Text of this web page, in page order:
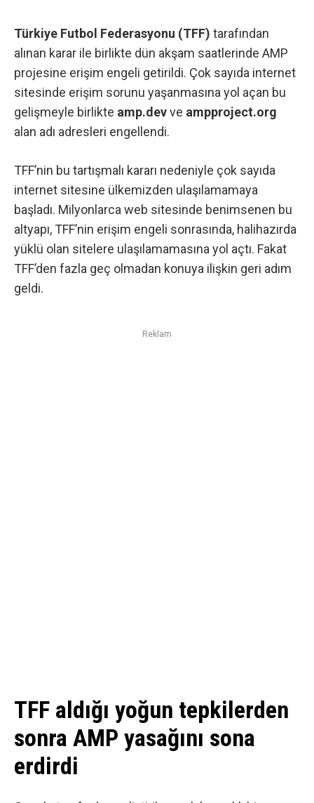
Türkiye Futbol Federasyonu (TFF) tarafından
alınan karar ile birlikte dün akşam saatlerinde AMP
projesine erişim engeli getirildi. Çok sayıda internet
sitesinde erişim sorunu yaşanmasına yol açan bu
gelişmeyle birlikte amp.devve ampproject.org
alan adı adresleri engellendi.
TFF’nin bu tartışmalı kararı nedeniyle çok sayıda
internet sitesine ülkemizden ulaşılamamaya
başladı. Milyonlarca web sitesinde benimsenen bu
altyapı, TFF’nin erişim engeli sonrasında, halihazırda
yüklü olan sitelere ulaşılamamasına yol açtı. Fakat
TFF’den fazla geç olmadan konuya ilişkin geri adım
geldi.
Reklam
TFF aldığı yoğun tepkilerden
sonra AMP yasağını sona
erdirdi